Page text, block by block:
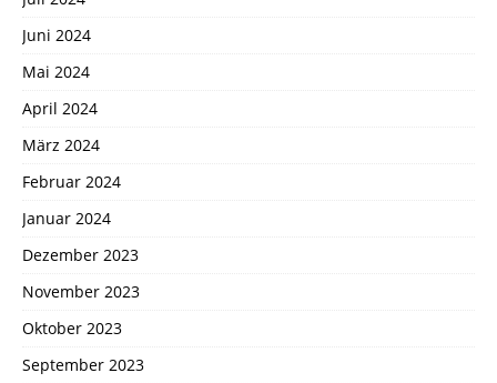
Juni 2024
Mai 2024
April 2024
März 2024
Februar 2024
Januar 2024
Dezember 2023
November 2023
Oktober 2023
September 2023